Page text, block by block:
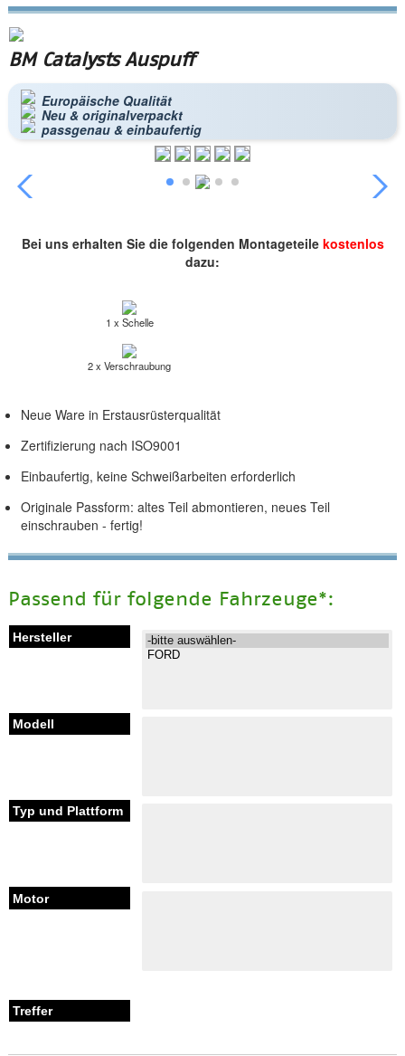
BM Catalysts Auspuff
Europäische Qualität
Neu & originalverpackt
passgenau & einbaufertig
Bei uns erhalten Sie die folgenden Montageteile kostenlos
dazu:
1 x Schelle
2 x Verschraubung
Neue Ware in Erstausrüsterqualität
Zertifizierung nach ISO9001
Einbaufertig, keine Schweißarbeiten erforderlich
Originale Passform: altes Teil abmontieren, neues Teil
einschrauben - fertig!
Passend für folgende Fahrzeuge*: